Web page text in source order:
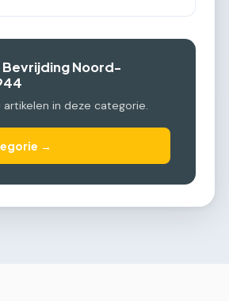
Bevrijding Noord-
artikelen in deze categorie.
→